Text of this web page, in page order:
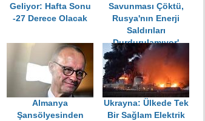
Geliyor: Hafta Sonu
-27 Derece Olacak
Savunması Çöktü,
Rusya'nın Enerji
Saldırıları
Durdurulamıyor'
Almanya
Şansölyesinden
Ukrayna: Ülkede Tek
Bir Sağlam Elektrik